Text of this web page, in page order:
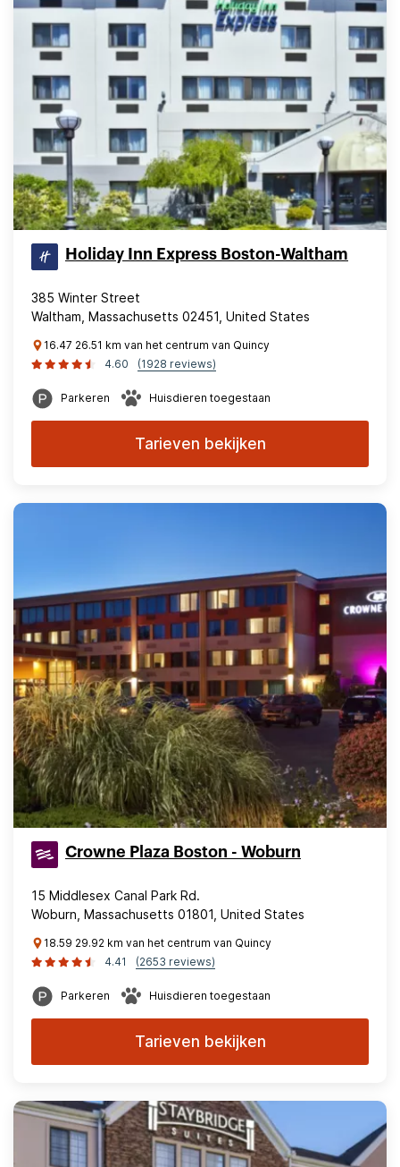
Holiday Inn Express Boston-Waltham
385 Winter Street
Waltham, Massachusetts 02451, United States
16.47 26.51 km van het centrum van Quincy
4.60
(1928 reviews)
Parkeren Huisdieren toegestaan
Tarieven bekijken
Crowne Plaza Boston - Woburn
15 Middlesex Canal Park Rd.
Woburn, Massachusetts 01801, United States
18.59 29.92 km van het centrum van Quincy
4.41
(2653 reviews)
Parkeren Huisdieren toegestaan
Tarieven bekijken